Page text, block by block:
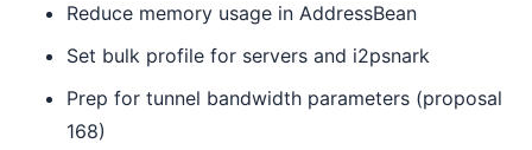
Reduce memory usage in AddressBean
Set bulk profile for servers and i2psnark
Prep for tunnel bandwidth parameters (proposal
168)